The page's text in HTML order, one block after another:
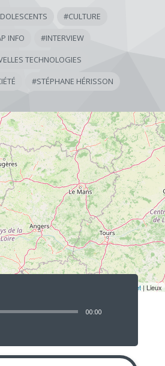
#CULTURE
INFO #INTERVIEW
TECHNOLOGIES
#STÉPHANE HÉRISSON
Leaflet | Lieux
00:00